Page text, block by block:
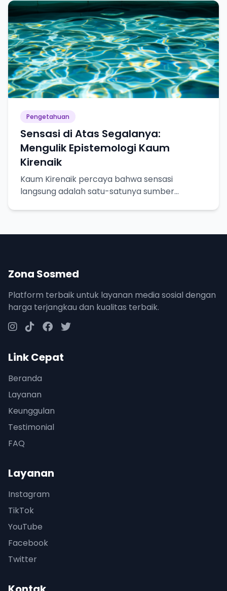
Pengetahuan
Sensasi di Atas Segalanya:
Mengulik Epistemologi Kaum
Kirenaik
Kaum Kirenaik percaya bahwa sensasi
langsung adalah satu-satunya sumber
Zona Sosmed
Platform terbaik untuk layanan media sosial dengan
harga terjangkau dan kualitas terbaik.
Link Cepat
Beranda
Layanan
Keunggulan
Testimonial
FAQ
Layanan
Instagram
TikTok
YouTube
Facebook
Twitter